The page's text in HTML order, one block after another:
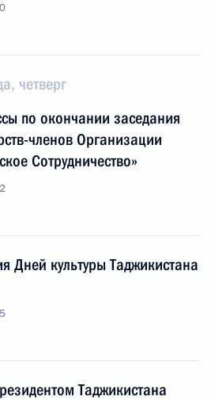
четверг
по окончании заседания
членов Организации
Сотрудничество»
Дней культуры Таджикистана
Таджикистана